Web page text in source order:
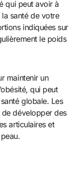
qui peut avoir à
santé de votre
indiquées sur
le poids
maintenir un
qui peut
globale. Les
développer des
articulaires et